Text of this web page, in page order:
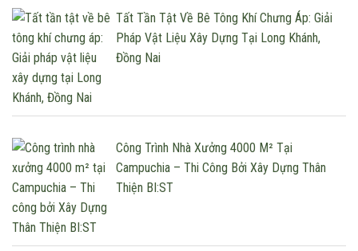
Tất Tần Tật Về Bê Tông Khí Chưng Áp: Giải
Pháp Vật Liệu Xây Dựng Tại Long Khánh,
Đồng Nai
Công Trình Nhà Xưởng 4000 M² Tại
Campuchia – Thi Công Bởi Xây Dựng Thân
Thiện BI:ST